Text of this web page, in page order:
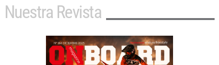
Nuestra Revista